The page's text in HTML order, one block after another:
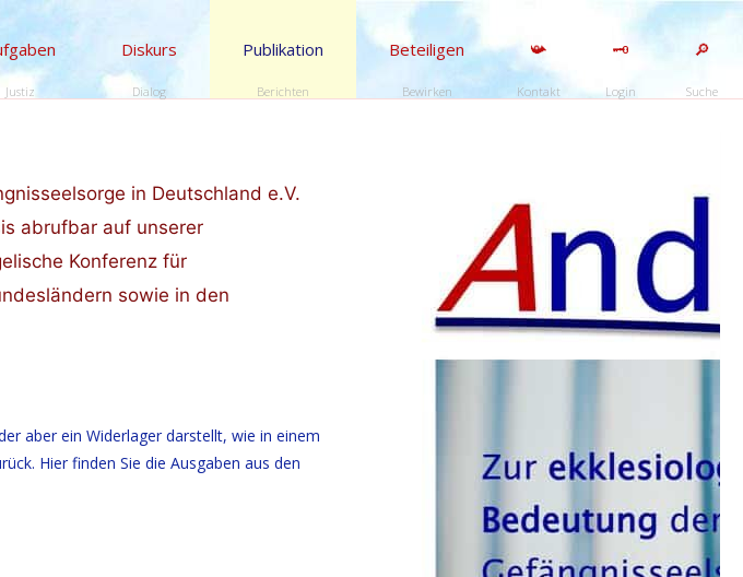
Justiz
Diskurs
Dialog
Publikation
Berichten
Beteiligen
Bewirken
📯
Kontakt
🗝️
Login
🔎
Suche
in Deutschland e.V.
abrufbar auf unserer
Konferenz für
sowie in den
aber ein Widerlager darstellt, wie in einem
Hier finden Sie die Ausgaben aus den